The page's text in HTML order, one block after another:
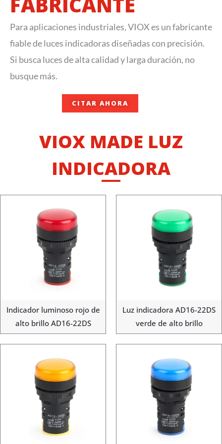
Para aplicaciones industriales, VIOX es un fabricante
fiable de luces indicadoras diseñadas con precisión.
Si busca luces de alta calidad y larga duración, no
busque más.
CITAR AHORA
VIOX MADE LUZ
INDICADORA
Indicador luminoso rojo de
alto brillo AD16-22DS
Luz indicadora AD16-22DS
verde de alto brillo